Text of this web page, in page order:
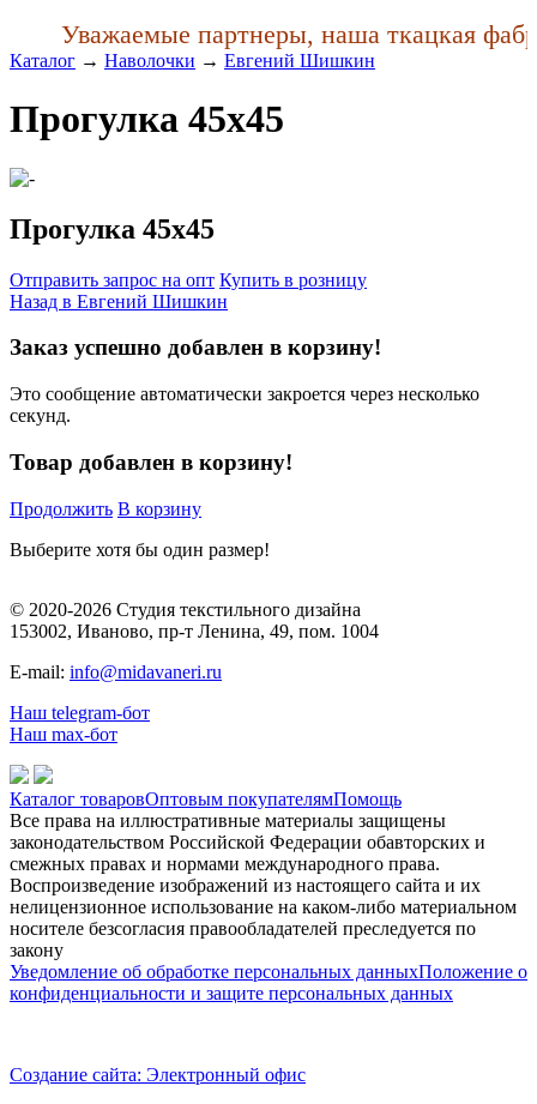
Уважаемые партнеры, наша ткацкая
Каталог → Наволочки → Евгений Шишкин
Прогулка 45x45
Прогулка 45x45
Отправить запрос на опт Купить в розницу
Назад в Евгений Шишкин
Заказ успешно добавлен в корзину!
Это сообщение автоматически закроется через несколько
секунд.
Товар добавлен в корзину!
Продолжить В корзину
Выберите хотя бы один размер!
© 2020-2026 Студия текстильного дизайна
153002, Иваново, пр-т Ленина, 49, пом. 1004
E-mail: info@midavaneri.ru
Наш telegram-бот
Наш max-бот
Каталог товаровОптовым покупателямПомощь
Все права на иллюстративные материалы защищены
законодательством Российской Федерации обавторских и
смежных правах и нормами международного права.
Воспроизведение изображений из настоящего сайта и их
нелицензионное использование на каком-либо материальном
носителе безсогласия правообладателей преследуется по
закону
Уведомление об обработке персональных данныхПоложение о
конфиденциальности и защите персональных данных
Создание сайта: Электронный офис